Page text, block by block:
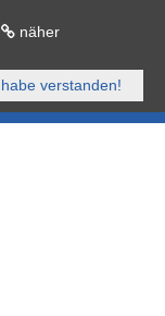
näher
verstanden!